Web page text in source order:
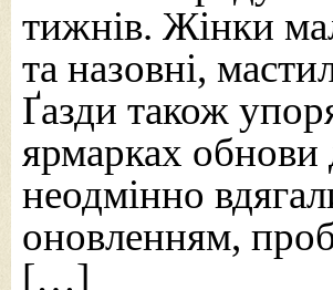
тижнів. Жінки
та назовні,
Ґазди також
ярмарках
неодмінно
оновленням,
[…]